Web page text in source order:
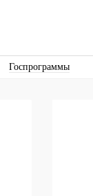
Госпрограммы